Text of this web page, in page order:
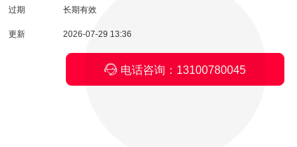
过期 长期有效
更新 2026-07-29 13:36
 电话咨询：13100780045